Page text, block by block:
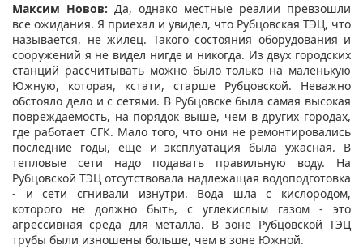
Максим Новов: Да, однако местные реалии превзошли
все ожидания. Я приехал и увидел, что Рубцовская ТЭЦ, что
называется, не жилец. Такого состояния оборудования и
сооружений я не видел нигде и никогда. Из двух городских
станций рассчитывать можно было только на маленькую
Южную, которая, кстати, старше Рубцовской. Неважно
обстояло дело и с сетями. В Рубцовске была самая высокая
повреждаемость, на порядок выше, чем в других городах,
где работает СГК. Мало того, что они не ремонтировались
последние годы, еще и эксплуатация была ужасная. В
тепловые сети надо подавать правильную воду. На
Рубцовской ТЭЦ отсутствовала надлежащая водоподготовка
- и сети сгнивали изнутри. Вода шла с кислородом,
которого не должно быть, с углекислым газом - это
агрессивная среда для металла. В зоне Рубцовской ТЭЦ
трубы были изношены больше, чем в зоне Южной.